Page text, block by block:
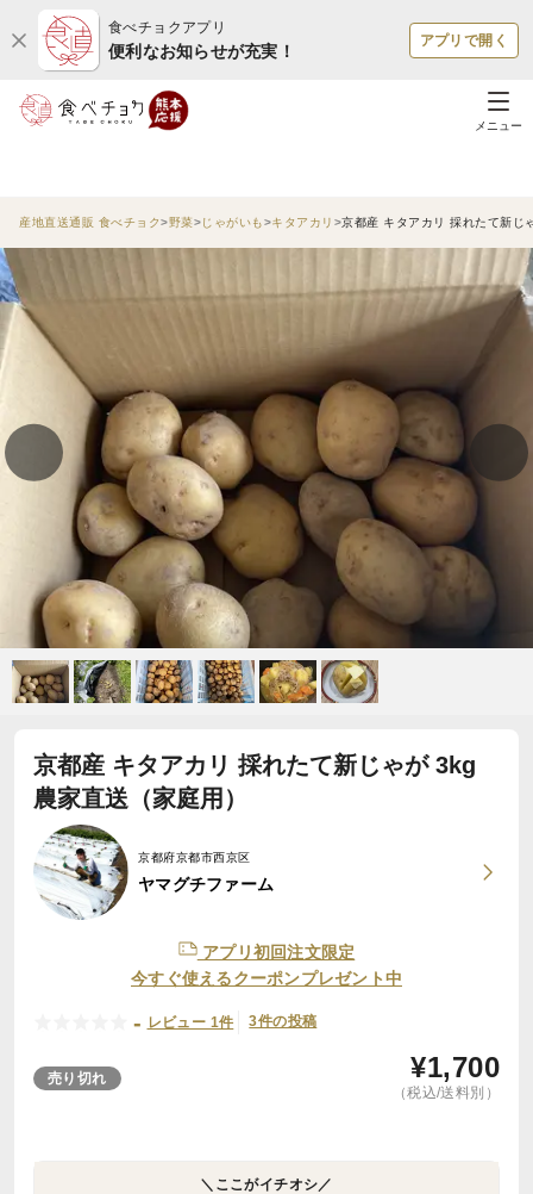
食べチョクアプリ
便利なお知らせが充実！
アプリで開く
メニュー
産地直送通販 食べチョク 野菜 じゃがいも キタアカリ 京都産 キタアカリ 採れたて新じ
京都産 キタアカリ 採れたて新じゃが 3kg
農家直送（家庭用）
京都府京都市西京区
ヤマグチファーム
アプリ初回注文限定
今すぐ使えるクーポンプレゼント中
- レビュー 1件 3件の投稿
売り切れ ¥1,700
（税込/送料別）
＼ここがイチオシ／